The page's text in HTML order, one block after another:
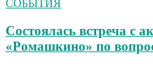
СОБЫТИЯ
Состоялась встреча
«Ромашкино» по